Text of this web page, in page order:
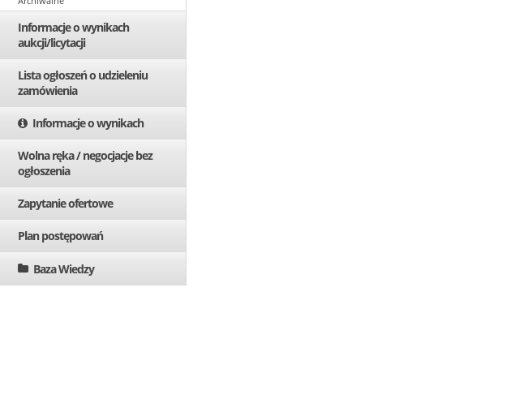
Informacje o wynikach
aukcji/licytacji
Lista ogłoszeń o udzieleniu
zamówienia
Informacje o wynikach
Wolna ręka / negocjacje bez
ogłoszenia
Zapytanie ofertowe
Plan postępowań
Baza Wiedzy